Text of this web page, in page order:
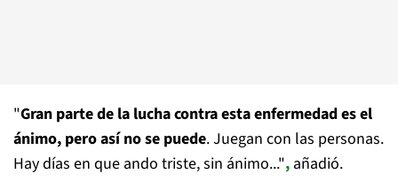
"Gran parte de la lucha contra esta enfermedad es el
ánimo, pero así no se puede. Juegan con las personas.
Hay días en que ando triste, sin ánimo...", añadió.